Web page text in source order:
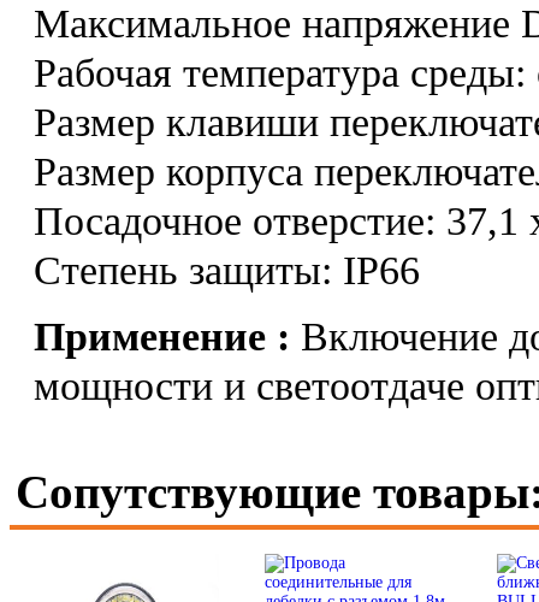
Максимальное напряжение
Рабочая температура
Размер клавиши
Размер корпуса
Посадочное отверстие:
Степень защиты: IP66
Применение : Включение
мощности и светоотдаче
Сопутствующие